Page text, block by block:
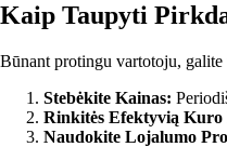
Kaip Taupyti
Būnant protingu vartotoju, galite
Stebėkite Kainas:
Rinkitės Efektyvią Kuro
Naudokite Lojalumo